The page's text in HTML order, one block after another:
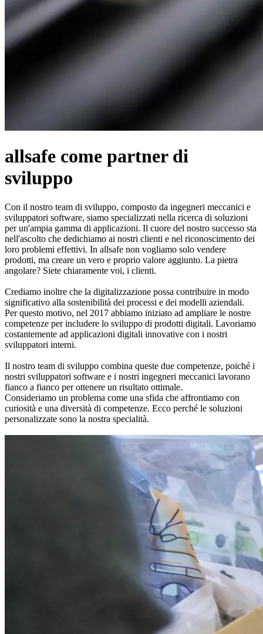
allsafe come partner di
sviluppo
Con il nostro team di sviluppo, composto da ingegneri meccanici e
sviluppatori software, siamo specializzati nella ricerca di soluzioni
per un'ampia gamma di applicazioni. Il cuore del nostro successo sta
nell'ascolto che dedichiamo ai nostri clienti e nel riconoscimento dei
loro problemi effettivi. In allsafe non vogliamo solo vendere
prodotti, ma creare un vero e proprio valore aggiunto. La pietra
angolare? Siete chiaramente voi, i clienti.
Crediamo inoltre che la digitalizzazione possa contribuire in modo
significativo alla sostenibilità dei processi e dei modelli aziendali.
Per questo motivo, nel 2017 abbiamo iniziato ad ampliare le nostre
competenze per includere lo sviluppo di prodotti digitali. Lavoriamo
costantemente ad applicazioni digitali innovative con i nostri
sviluppatori interni.
Il nostro team di sviluppo combina queste due competenze, poiché i
nostri sviluppatori software e i nostri ingegneri meccanici lavorano
fianco a fianco per ottenere un risultato ottimale.
Consideriamo un problema come una sfida che affrontiamo con
curiosità e una diversità di competenze. Ecco perché le soluzioni
personalizzate sono la nostra specialità.